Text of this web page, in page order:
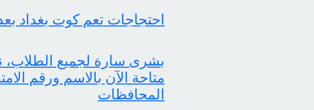
احتجاجات تعم كوت بغداد
متاحة الآن بالاسم ورقم
المحافظات